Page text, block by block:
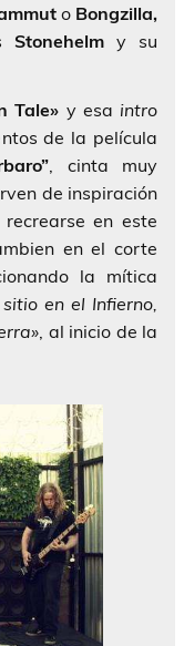
o Bongzilla,
Stonehelmy su
Tale» y esa intro
de la película
, cinta muy
de inspiración
en este
en el corte
la mítica
en el Infierno,
, al inicio de la